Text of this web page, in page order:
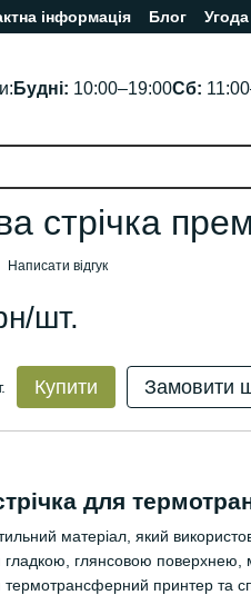
інформація Блог
Будні: 10:00–19:00Сб:
стрічка
Написати відгук
шт.
Купити Замовити
для
матеріал, який
гладкою, глянсовою поверхнею,
термотрансферний принтер та